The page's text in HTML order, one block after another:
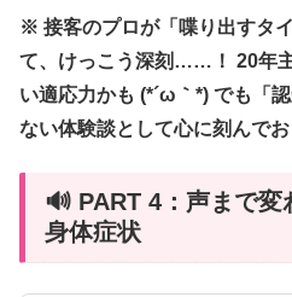
※ 接客のプロが「喋り出すタ
て、けっこう深刻……！ 20年
い適応力かも (*´ω｀*) でも「
ない体験談として心に刻んでお
🔊 PART 4：声まで変
身体症状